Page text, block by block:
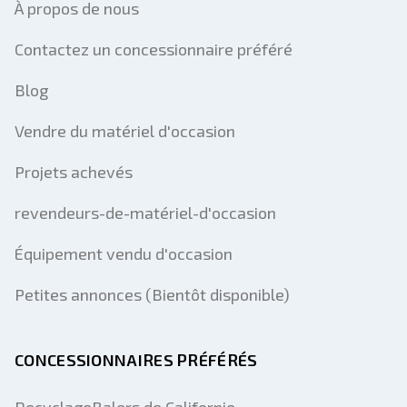
À propos de nous
Contactez un concessionnaire préféré
Blog
Vendre du matériel d'occasion
Projets achevés
revendeurs-de-matériel-d'occasion
Équipement vendu d'occasion
Petites annonces (Bientôt disponible)
CONCESSIONNAIRES PRÉFÉRÉS